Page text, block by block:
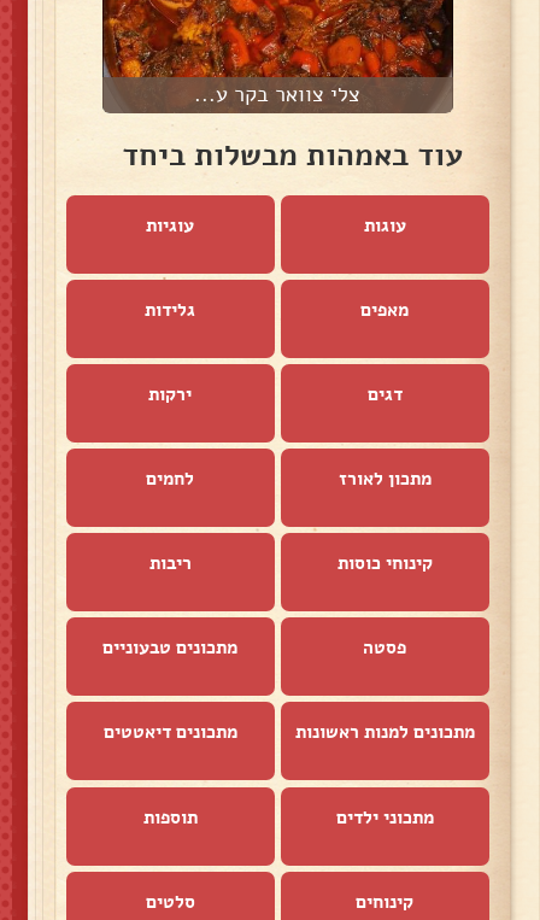
צלי צוואר בקר ע...
עוד באמהות מבשלות ביחד
עוגות עוגיות
מאפים גלידות
דגים ירקות
מתכון לאורז לחמים
קינוחי כוסות ריבות
פסטה מתכונים טבעוניים
מתכונים למנות ראשונות מתכונים דיאטטים
מתכוני ילדים תוספות
קינוחים סלטים